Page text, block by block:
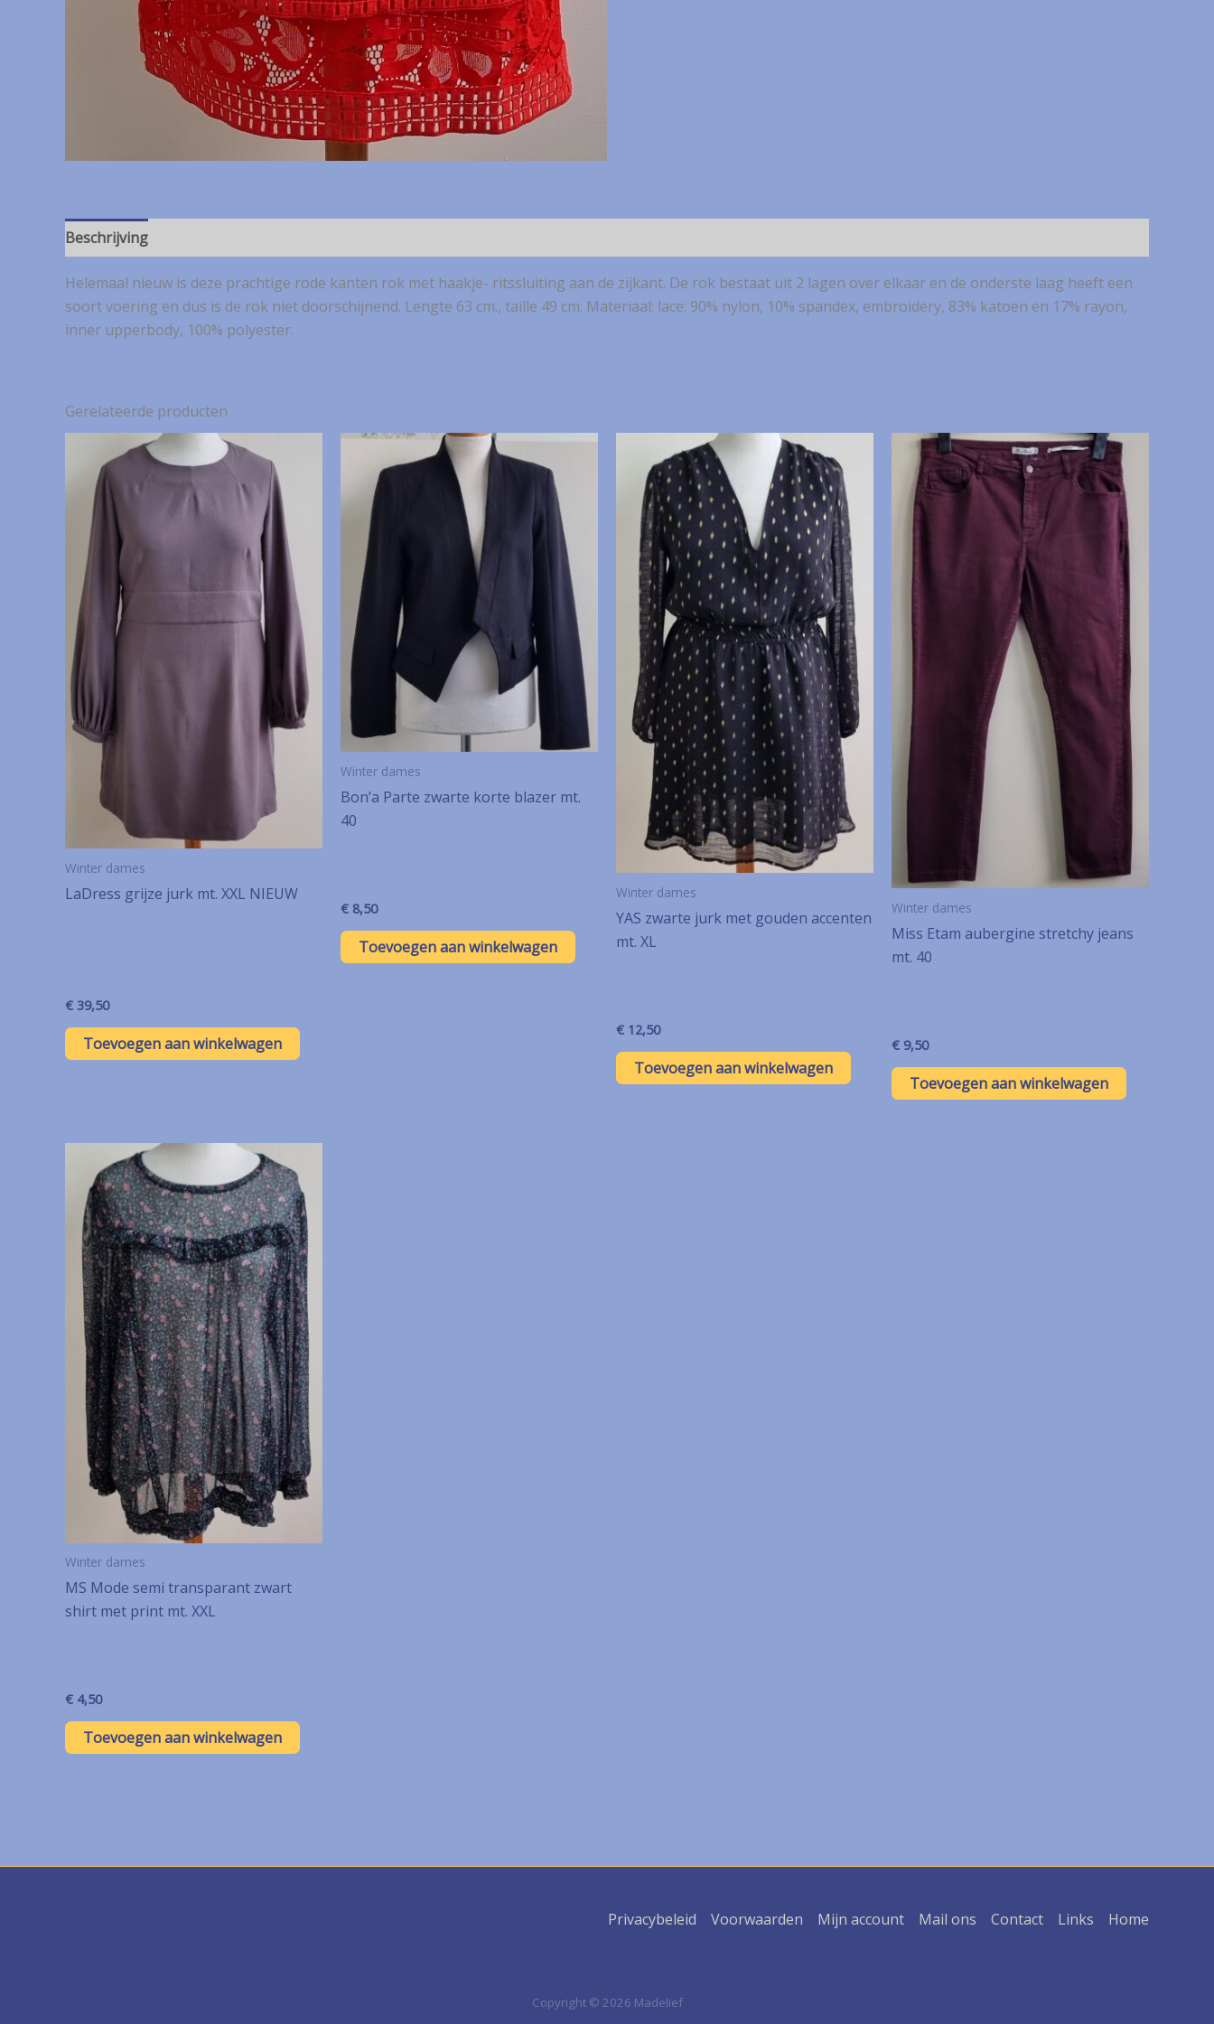
Beschrijving
Helemaal nieuw is deze prachtige rode kanten rok met haakje- ritssluiting aan de zijkant. De rok bestaat uit 2 lagen over elkaar en de onderste laag heeft een
soort voering en dus is de rok niet doorschijnend. Lengte 63 cm., taille 49 cm. Materiaal: lace: 90% nylon, 10% spandex, embroidery, 83% katoen en 17% rayon,
inner upperbody, 100% polyester.
Gerelateerde producten
Winter dames
LaDress grijze jurk mt. XXL NIEUW
€ 39,50
Toevoegen aan winkelwagen
Winter dames
Bon’a Parte zwarte korte blazer mt.
40
€ 8,50
Toevoegen aan winkelwagen
Winter dames
YAS zwarte jurk met gouden accenten
mt. XL
€ 12,50
Toevoegen aan winkelwagen
Winter dames
Miss Etam aubergine stretchy jeans
mt. 40
€ 9,50
Toevoegen aan winkelwagen
Winter dames
MS Mode semi transparant zwart
shirt met print mt. XXL
€ 4,50
Toevoegen aan winkelwagen
Privacybeleid Voorwaarden Mijn account Mail ons Contact Links Home
Copyright © 2026 Madelief